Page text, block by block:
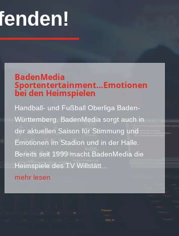
BadenMedia
Sportentertainment…Emotionen
bei den Heimspielen
Handball- und Fußball Oberliga Baden-
Württemberg. BadenMedia sorgt auch in
der aktuellen Saison für Stimmung und
Emotionen im Stadion und in der Halle.
Bereits seit 1999 macht BadenMedia die
Heimspiele des TV Willstätt...
mehr lesen